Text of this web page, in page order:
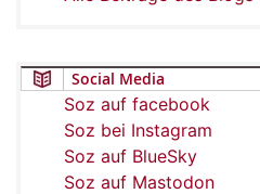
Social Media
Soz auf facebook
Soz bei Instagram
Soz auf BlueSky
Soz auf Mastodon